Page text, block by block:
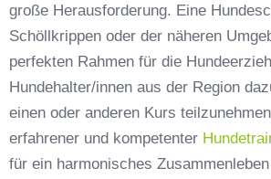
große Herausforderung. Eine
Schöllkrippen oder der näheren
perfekten Rahmen für die
Hundehalter/innen aus der Region
einen oder anderen Kurs
erfahrener und kompetenter
für ein harmonisches